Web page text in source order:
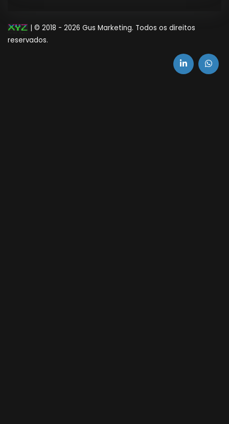
| © 2018 - 2026 Gus Marketing. Todos os direitos
reservados.